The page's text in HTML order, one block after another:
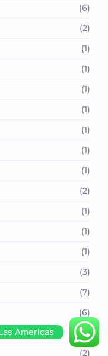
(6)
(2)
(1)
(1)
(1)
(1)
(1)
(1)
(1)
(2)
(1)
(1)
(1)
(3)
(7)
(6)
(4)
(2)
Americas